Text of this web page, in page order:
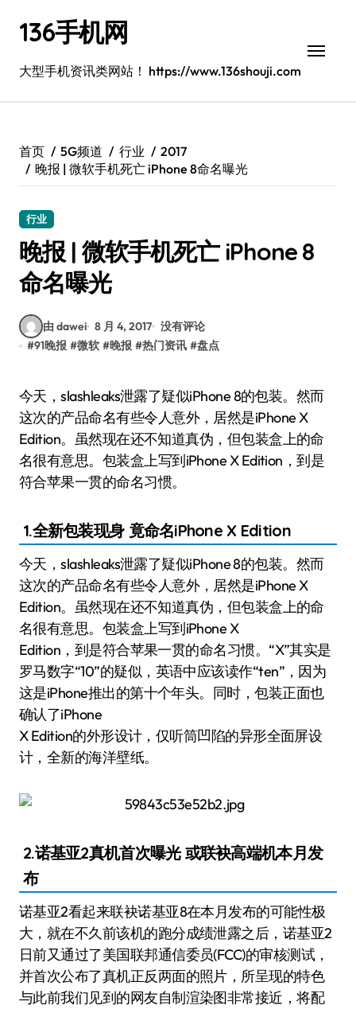
136手机网
大型手机资讯类网站！ https://www.136shouji.com
首页 5G频道 行业
2017
晚报 | 微软手机死亡 iPhone 8命名曝光
行业
晚报 | 微软手机死亡 iPhone 8
命名曝光
由 dawei 8 月 4, 2017 没有评论
#91晚报 #微软 #晚报 #热门资讯 #盘点
今天，slashleaks泄露了疑似iPhone 8的包装。然而
这次的产品命名有些令人意外，居然是iPhone X
Edition。虽然现在还不知道真伪，但包装盒上的命
名很有意思。包装盒上写到iPhone X Edition，到是
符合苹果一贯的命名习惯。
1.全新包装现身 竟命名iPhone X Edition
今天，slashleaks泄露了疑似iPhone 8的包装。然而
这次的产品命名有些令人意外，居然是iPhone X
Edition。虽然现在还不知道真伪，但包装盒上的命
名很有意思。包装盒上写到iPhone X
Edition，到是符合苹果一贯的命名习惯。“X”其实是
罗马数字“10”的疑似，英语中应该读作“ten”，因为
这是iPhone推出的第十个年头。同时，包装正面也
确认了iPhone
X Edition的外形设计，仅听筒凹陷的异形全面屏设
计，全新的海洋壁纸。
2.诺基亚2真机首次曝光 或联袂高端机本月发
布
诺基亚2看起来联袂诺基亚8在本月发布的可能性极
大，就在不久前该机的跑分成绩泄露之后，诺基亚2
日前又通过了美国联邦通信委员(FCC)的审核测试，
并首次公布了真机正反两面的照片，所呈现的特色
与此前我们见到的网友自制渲染图非常接近，将配